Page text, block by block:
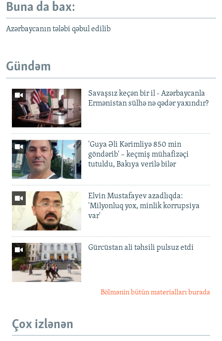
Buna da bax:
Azərbaycanın tələbi qəbul edilib
Gündəm
Savaşsız keçən bir il - Azərbaycanla
Ermənistan sülhə nə qədər yaxındır?
'Guya Əli Kərimliyə 850 min
göndərib' – keçmiş mühafizəçi
tutuldu, Bakıya verilə bilər
Elvin Mustafayev azadlıqda:
'Milyonluq yox, minlik korrupsiya
var'
Gürcüstan ali təhsili pulsuz etdi
Bölmənin bütün materialları burada
Çox izlənən